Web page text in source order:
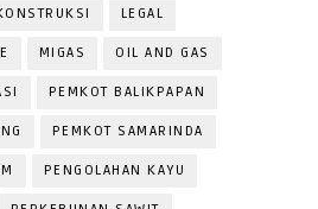
LEGAL
MIGAS OIL AND GAS
PEMKOT BALIKPAPAN
PEMKOT SAMARINDA
PENGOLAHAN KAYU